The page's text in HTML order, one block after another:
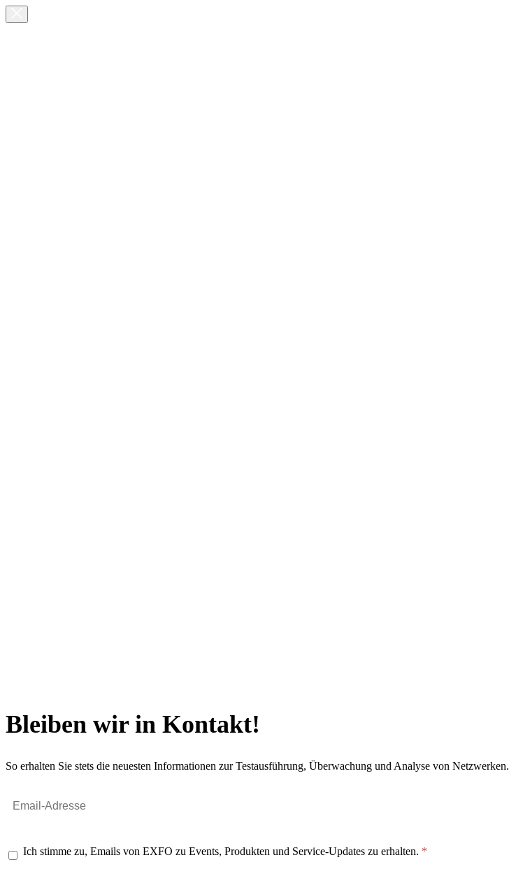
Bleiben wir in Kontakt!
So erhalten Sie stets die neuesten Informationen zur Testausführung, Überwachung und Analyse von Netzwerken.
Ich stimme zu, Emails von EXFO zu Events, Produkten und Service-Updates zu erhalten.